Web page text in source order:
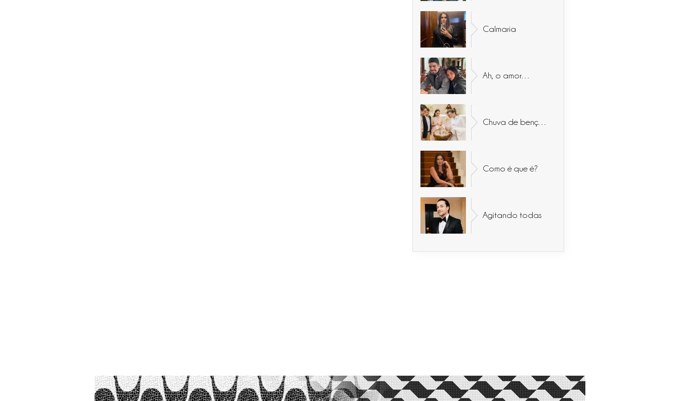
Calmaria
Ah, o amor…
Como é que é?
Agitando todas